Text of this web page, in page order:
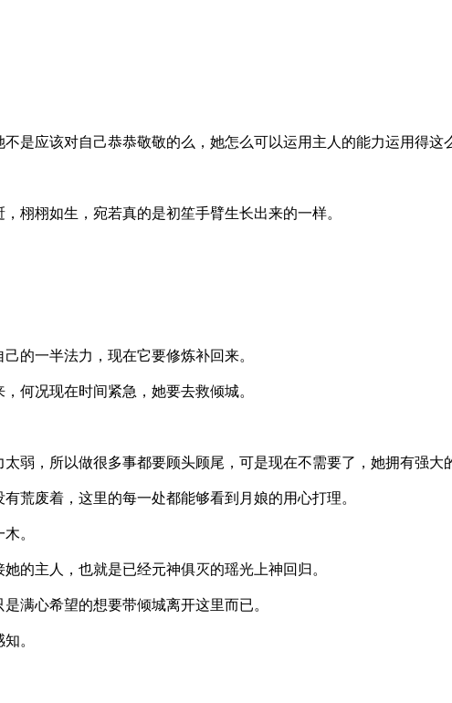
该对自己恭恭敬敬的么，她怎么可以运用主人的能力运用得这
如生，宛若真的是初笙手臂生长出来的一样。
一半法力，现在它要修炼补回来。
况现在时间紧急，她要去救倾城。
所以做很多事都要顾头顾尾，可是现在不需要了，她拥有强大的
着，这里的每一处都能够看到月娘的用心打理。
。
人，也就是已经元神俱灭的瑶光上神回归。
心希望的想要带倾城离开这里而已。
。